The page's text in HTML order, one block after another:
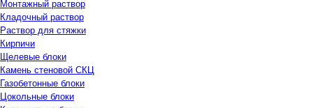
Монтажный раствор
Кладочный раствор
Раствор для стяжки
Кирпичи
Щелевые блоки
Камень стеновой СКЦ
Газобетонные блоки
Цокольные блоки